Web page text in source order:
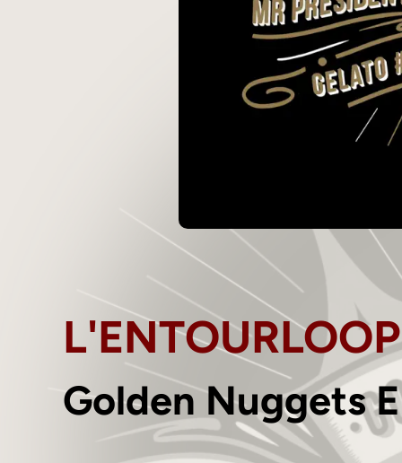
Golden Nuggets